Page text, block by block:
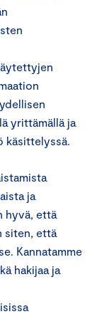
yrittämällä ja
käsittelyssä.
ja
hyvä, että
siten, että
Kannatamme
hakijaa ja